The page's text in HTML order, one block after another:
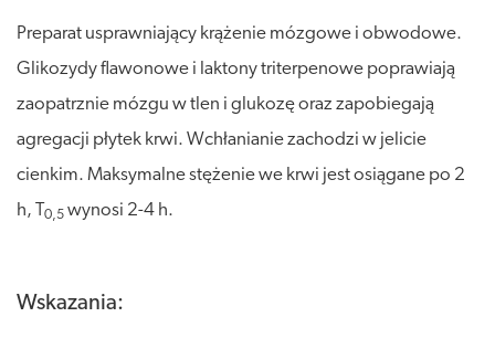
Preparat usprawniający krążenie mózgowe i obwodowe.
Glikozydy flawonowe i laktony triterpenowe poprawiają
zaopatrznie mózgu w tlen i glukozę oraz zapobiegają
agregacji płytek krwi. Wchłanianie zachodzi w jelicie
cienkim. Maksymalne stężenie we krwi jest osiągane po 2
h, T
0,5 wynosi 2-4 h.
Wskazania: